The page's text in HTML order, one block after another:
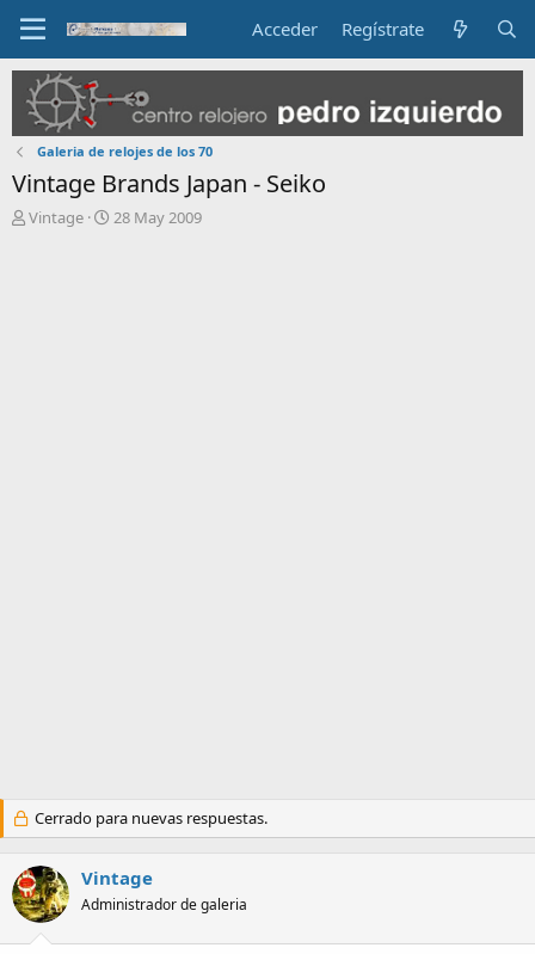
Acceder Regístrate
Galeria de relojes de los 70
Vintage Brands Japan - Seiko
IVintage
F
28 May 2009
Cerrado para nuevas respuestas.
Vintage
Administrador de galeria